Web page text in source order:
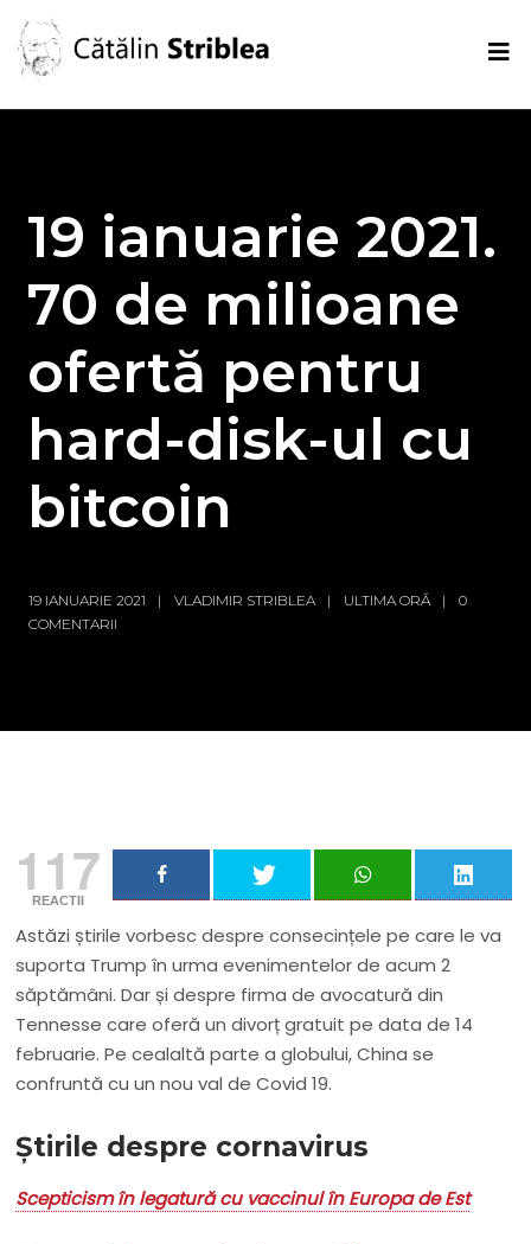
19 ianuarie 2021.
70 de milioane
ofertă pentru
hard-disk-ul cu
bitcoin
19 IANUARIE 2021 VLADIMIR STRIBLEA ULTIMA ORĂ
0
COMENTARII
117
REACTII
Astăzi știrile vorbesc despre consecințele pe care le va
suporta Trump în urma evenimentelor de acum 2
săptămâni. Dar și despre firma de avocatură din
Tennesse care oferă un divorț gratuit pe data de 14
februarie. Pe cealaltă parte a globului, China se
confruntă cu un nou val de Covid 19.
Știrile despre cornavirus
Scepticism în legatură cu vaccinul în Europa de Est